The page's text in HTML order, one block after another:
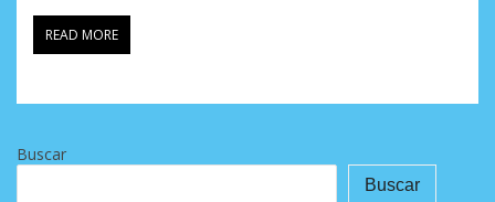
READ MORE
Buscar
Buscar